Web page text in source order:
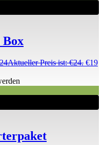
24Aktueller Preis ist: €24. €19